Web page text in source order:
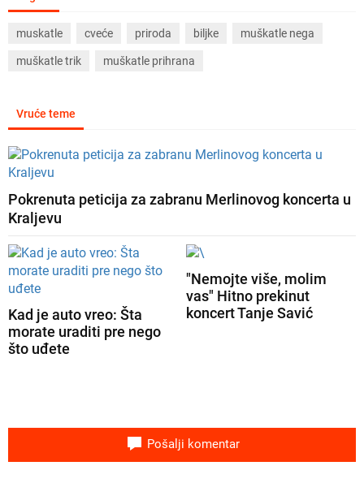
muskatle cveće priroda biljke muškatle nega
muškatle trik muškatle prihrana
Vruće teme
Pokrenuta peticija za zabranu Merlinovog koncerta u
Kraljevu
Kad je auto vreo: Šta
morate uraditi pre nego
što uđete
"Nemojte više, molim
vas" Hitno prekinut
koncert Tanje Savić
Pošalji komentar